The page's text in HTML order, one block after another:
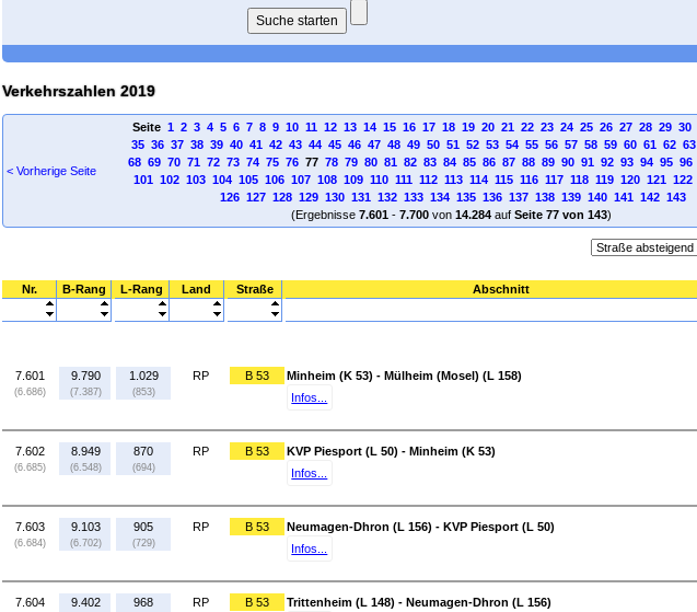
Verkehrszahlen 2019
< Vorherige Seite
Seite 1 2 3 4 5 6 7 8 9 10 11 12 13 14 15 16 17 18 19 20 21 22 23 24 25 26 27 28 29 30
35 36 37 38 39 40 41 42 43 44 45 46 47 48 49 50 51 52 53 54 55 56 57 58 59 60 61 62 63
68 69 70 71 72 73 74 75 7677 78 79 80 81 82 83 84 85 86 87 88 89 90 91 92 93 94 95 96
101 102 103 104 105 106 107 108 109 110 111 112 113 114 115 116 117 118 119 120 121 122
126 127 128 129 130 131 132 133 134 135 136 137 138 139 140 141 142 143
(Ergebnisse 7.601- 7.700von 14.284auf Seite 77 von 143)
Nr. B-Rang L-Rang Land Straße Abschnitt
7.601
(6.686)
9.790
(7.387)
1.029
(853)
RP B 53
Minheim (K 53) - Mülheim (Mosel) (L 158)
Infos...
7.602
(6.685)
8.949
(6.548)
870
(694)
RP B 53
KVP Piesport (L 50) - Minheim (K 53)
Infos...
7.603
(6.684)
9.103
(6.702)
905
(729)
RP B 53
Neumagen-Dhron (L 156) - KVP Piesport (L 50)
Infos...
7.604 9.402 968 RP B 53
Trittenheim (L 148) - Neumagen-Dhron (L 156)